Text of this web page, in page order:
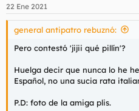
e
s
22 Ene 2021
general antipatro rebuznó:
Pero contestó 'jijii qué pillín'?
Huelga decir que nunca lo he
Español, no una sucia rata
P.D: foto de la amiga plis.